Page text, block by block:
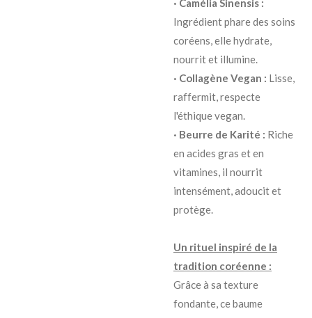
· Camélia Sinensis :
Ingrédient phare des soins
coréens, elle hydrate,
nourrit et illumine.
· Collagène Vegan : Lisse,
raffermit, respecte
l'éthique vegan.
· Beurre de Karité : Riche
en acides gras et en
vitamines, il nourrit
intensément, adoucit et
protège.
Un rituel inspiré de la
tradition coréenne :
Grâce à sa texture
fondante, ce baume